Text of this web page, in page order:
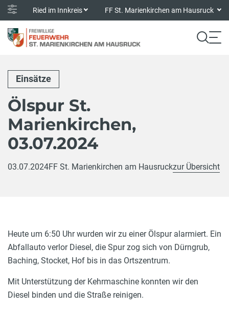
Ried im Innkreis FF St. Marienkirchen am Hausruck
Einsätze
Ölspur St.
Marienkirchen,
03.07.2024
03.07.2024FF St. Marienkirchen am Hausruckzur Übersicht
Heute um 6:50 Uhr wurden wir zu einer Ölspur alarmiert. Ein
Abfallauto verlor Diesel, die Spur zog sich von Dürngrub,
Baching, Stocket, Hof bis in das Ortszentrum.
Mit Unterstützung der Kehrmaschine konnten wir den
Diesel binden und die Straße reinigen.